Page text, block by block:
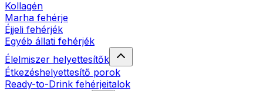
Kollagén
Marha fehérje
Éjjeli fehérjék
Egyéb állati fehérjék
Élelmiszer helyettesítők
Étkezéshelyettesítő porok
Ready-to-Drink fehérjeitalok